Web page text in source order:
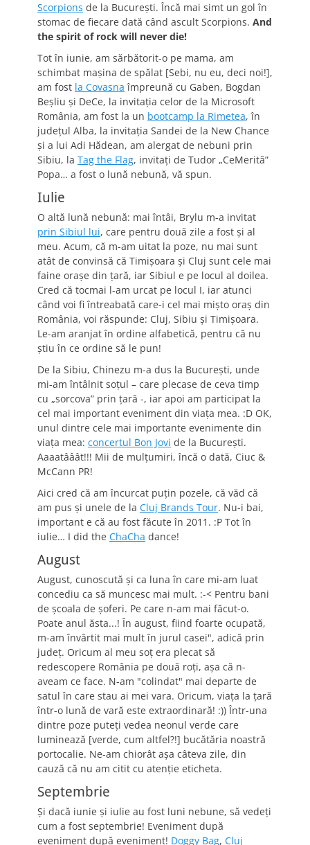
Scorpions de la Bucureşti. Încă mai simt un gol în
stomac de fiecare dată când ascult Scorpions. And
the spirit of rock will never die!
Tot în iunie, am sărbătorit-o pe mama, am
schimbat maşina de spălat [Sebi, nu eu, deci noi!],
am fost la Covasna împreună cu Gaben, Bogdan
Beşliu şi DeCe, la invitaţia celor de la Microsoft
România, am fost la un bootcamp la Rimetea, în
judeţul Alba, la invitaţia Sandei de la New Chance
şi a lui Adi Hădean, am alergat de nebuni prin
Sibiu, la Tag the Flag, invitaţi de Tudor „CeMerită”
Popa… a fost o lună nebună, vă spun.
Iulie
O altă lună nebună: mai întâi, Brylu m-a invitat
prin Sibiul lui, care pentru două zile a fost şi al
meu. Acum, că m-am uitat la poze, nu mai sunt
atât de convinsă că Timişoara şi Cluj sunt cele mai
faine oraşe din ţară, iar Sibiul e pe locul al doilea.
Cred că tocmai l-am urcat pe locul I, iar atunci
când voi fi întreabată care-i cel mai mişto oraş din
România, voi răspunde: Cluj, Sibiu şi Timişoara.
Le-am aranjat în ordine alfabetică, pentru că nu
ştiu în ce ordine să le pun!
De la Sibiu, Chinezu m-a dus la Bucureşti, unde
mi-am întâlnit soţul – care plecase de ceva timp
cu „sorcova” prin ţară -, iar apoi am participat la
cel mai important eveniment din viaţa mea. :D OK,
unul dintre cele mai importante evenimente din
viaţa mea: concertul Bon Jovi de la Bucureşti.
Aaaatââât!!! Mii de mulţumiri, încă o dată, Ciuc &
McCann PR!
Aici cred că am încurcat puţin pozele, că văd că
am pus şi unele de la Cluj Brands Tour. Nu-i bai,
important e că au fost făcute în 2011. :P Tot în
iulie… I did the ChaCha dance!
August
August, cunoscută şi ca luna în care mi-am luat
concediu ca să muncesc mai mult. :-< Pentru bani
de şcoala de şoferi. Pe care n-am mai făcut-o.
Poate anul ăsta...! În august, fiind foarte ocupată,
m-am învârtit mai mult în jurul casei", adică prin
judeţ. Oricum al meu soţ era plecat să
redescopere România pe două roţi, aşa că n-
aveam ce face. N-am "colindat" mai departe de
satul în care stau ai mei vara. Oricum, viaţa la ţară
într-o lună de vară este extraordinară! :)) Într-una
dintre poze puteţi vedea neonul verde care
luminează [verde, cum altfel?!] bucătăria noastră
portocalie. Ne-am chiorât aşa câteva zile, din
cauză că nu am citit cu atenţie eticheta.
Septembrie
Şi dacă iunie şi iulie au fost luni nebune, să vedeţi
cum a fost septembrie! Eveniment după
eveniment după eveniment! Doggy Bag, Cluj